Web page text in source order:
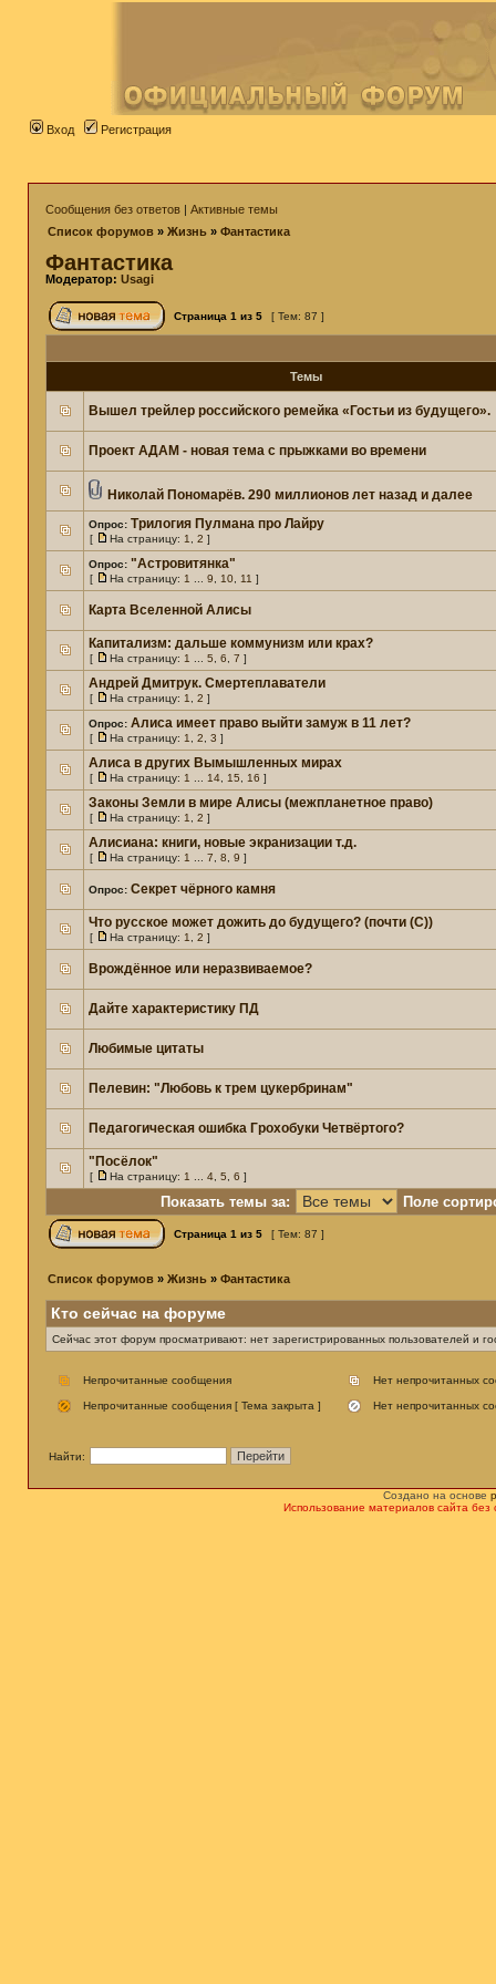
Вход Регистрация
Сообщения без ответов | Активные темы
Список форумов » Жизнь » Фантастика
Фантастика
Модератор: Usagi
Страница 1 из 5 [ Тем: 87 ]
Темы
Вышел трейлер российского ремейка «Гостьи из будущего».
Проект АДАМ - новая тема с прыжками во времени
Николай Пономарёв. 290 миллионов лет назад и далее
Опрос: Трилогия Пулмана про Лайру
[ На страницу: 1 2 ]
Опрос: "Астровитянка"
[ На страницу: 1 9 10 11 ]
Карта Вселенной Алисы
Капитализм: дальше коммунизм или крах?
[ На страницу: 1 5 6 7 ]
Андрей Дмитрук. Смертеплаватели
[ На страницу: 1 2 ]
Опрос: Алиса имеет право выйти замуж в 11 лет?
[ На страницу: 1 2 3 ]
Алиса в других Вымышленных мирах
[ На страницу: 1 14 15 16 ]
Законы Земли в мире Алисы (межпланетное право)
[ На страницу: 1 2 ]
Алисиана: книги, новые экранизации т.д.
[ На страницу: 1 7 8 9 ]
Опрос: Секрет чёрного камня
Что русское может дожить до будущего? (почти (С))
[ На страницу: 1 2 ]
Врождённое или неразвиваемое?
Дайте характеристику ПД
Любимые цитаты
Пелевин: "Любовь к трем цукербринам"
Педагогическая ошибка Грохобуки Четвёртого?
"Посёлок"
[ На страницу: 1 4 5 6 ]
Показать темы за: Поле
Страница 1 из 5 [ Тем: 87 ]
Список форумов » Жизнь » Фантастика
Кто сейчас на форуме
Сейчас этот форум просматривают: нет зарегистрированных пользователей и
Непрочитанные сообщения Нет непрочитанных
Непрочитанные сообщения [ Тема закрыта ] Нет непрочитанных
Найти:
Создано на основе
Использование материалов сайта